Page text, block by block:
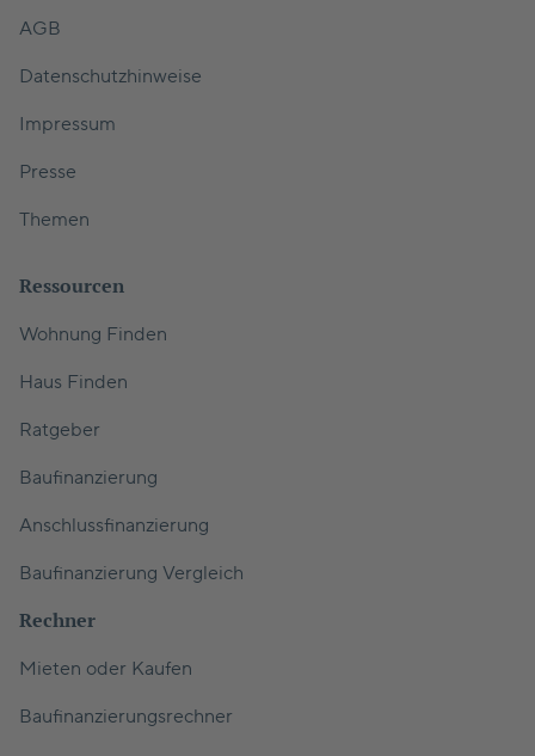
AGB
Datenschutzhinweise
Impressum
Presse
Themen
Ressourcen
Wohnung Finden
Haus Finden
Ratgeber
Baufinanzierung
Anschlussfinanzierung
Baufinanzierung Vergleich
Rechner
Mieten oder Kaufen
Baufinanzierungsrechner